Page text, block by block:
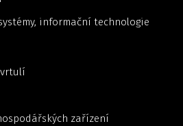
informační technologie
zařízení